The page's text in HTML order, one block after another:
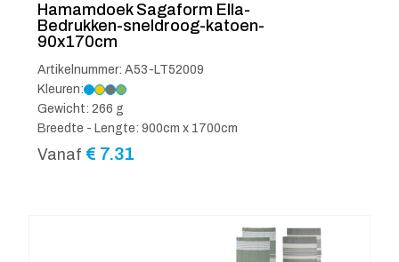
Hamamdoek Sagaform Ella-
Bedrukken-sneldroog-katoen-
90x170cm
Artikelnummer: A53-LT52009
Kleuren:
Gewicht: 266 g
Breedte - Lengte: 900cm x 1700cm
Vanaf € 7.31